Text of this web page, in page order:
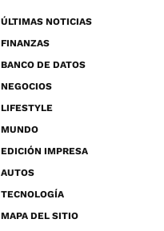
ÚLTIMAS NOTICIAS
FINANZAS
BANCO DE DATOS
NEGOCIOS
LIFESTYLE
MUNDO
EDICIÓN IMPRESA
AUTOS
TECNOLOGÍA
MAPA DEL SITIO